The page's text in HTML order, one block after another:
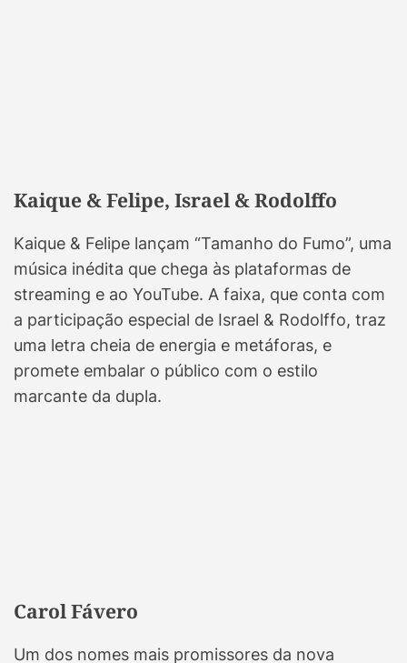
Kaique & Felipe, Israel & Rodolffo
Kaique & Felipe lançam “Tamanho do Fumo”, uma
música inédita que chega às plataformas de
streaming e ao YouTube. A faixa, que conta com
a participação especial de Israel & Rodolffo, traz
uma letra cheia de energia e metáforas, e
promete embalar o público com o estilo
marcante da dupla.
Carol Fávero
Um dos nomes mais promissores da nova